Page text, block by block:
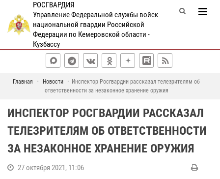
РОСГВАРДИЯ
Управление Федеральной службы войск
национальной гвардии Российской
Федерации по Кемеровской области -
Кузбассу
Главная Новости
Инспектор Росгвардии рассказал телезрителям об
ответственности за незаконное хранение оружия
ИНСПЕКТОР РОСГВАРДИИ РАССКАЗАЛ
ТЕЛЕЗРИТЕЛЯМ ОБ ОТВЕТСТВЕННОСТИ
ЗА НЕЗАКОННОЕ ХРАНЕНИЕ ОРУЖИЯ
27 октября 2021, 11:06